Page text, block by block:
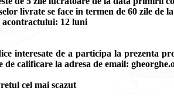
livrate se face in termen de 60 zile de
acontractului: 12 luni
interesate de a participa la prezenta
de calificare la adresa de email:
cel mai scazut